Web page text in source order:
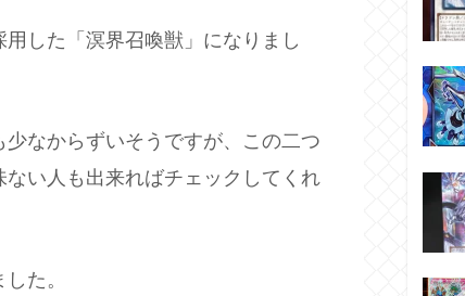
した「溟界召喚獣」になりまし
少なからずいそうですが、この二つ
い人も出来ればチェックしてくれ
た。